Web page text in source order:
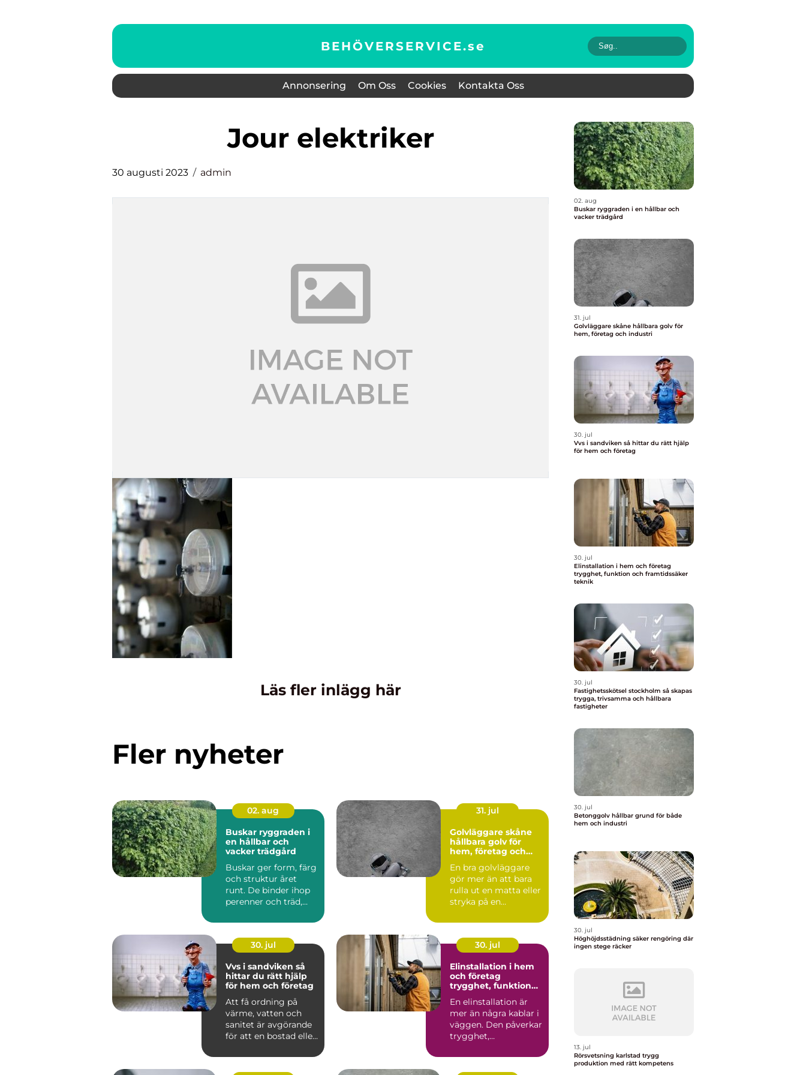
BEHÖVERSERVICE.se
Annonsering Om Oss Cookies Kontakta Oss
jour elektriker
30 augusti 2023 admin
Läs fler inlägg här
Fler nyheter
02. aug
Buskar ryggraden i
en hållbar och
vacker trädgård
Buskar ger form, färg
och struktur året
runt. De binder ihop
perenner och träd,
31. jul
Golvläggare skåne
hållbara golv för
hem, företag och
En bra golvläggare
gör mer än att bara
rulla ut en matta eller
stryka på en
genomtän...
30. jul
Vvs i sandviken så
hittar du rätt hjälp
för hem och företag
Att få ordning på
värme, vatten och
sanitet är avgörande
för att en bostad eller
30. jul
Elinstallation i hem
och företag
trygghet, funktion
teknik
En elinstallation är
mer än några kablar i
väggen. Den påverkar
trygghet,
energiförb...
02. aug
Buskar ryggraden i en hållbar och
vacker trädgård
31. jul
Golvläggare skåne hållbara golv för
hem, företag och industri
30. jul
Vvs i sandviken så hittar du rätt hjälp
för hem och företag
30. jul
Elinstallation i hem och företag
trygghet, funktion och framtidssäker
teknik
30. jul
Fastighetsskötsel stockholm så skapas
trygga, trivsamma och hållbara
fastigheter
30. jul
Betonggolv hållbar grund för både
hem och industri
30. jul
Höghöjdsstädning säker rengöring där
ingen stege räcker
13. jul
Rörsvetsning karlstad trygg
produktion med rätt kompetens